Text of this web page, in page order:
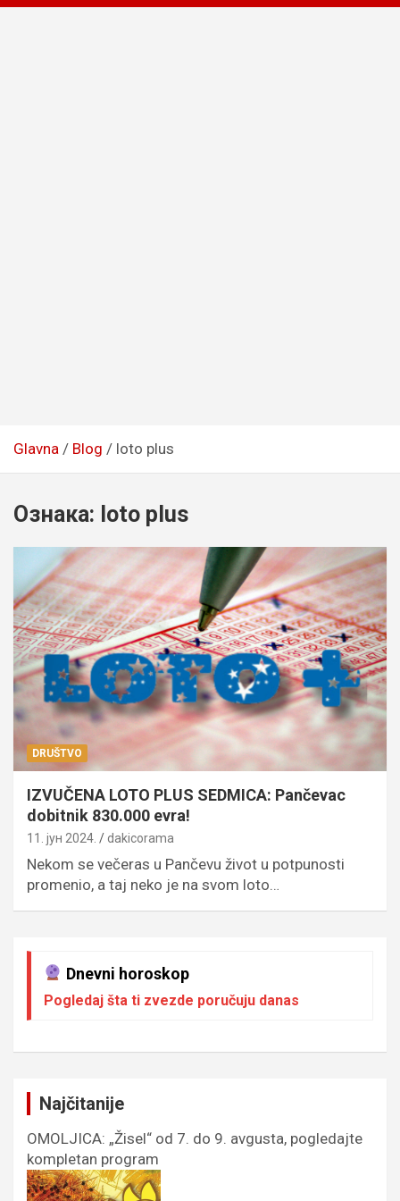
Glavna Blog loto plus
Ознака: loto plus
DRUŠTVO
IZVUČENA LOTO PLUS SEDMICA: Pančevac
dobitnik 830.000 evra!
11. јун 2024. dakicorama
Nekom se večeras u Pančevu život u potpunosti
promenio, a taj neko je na svom loto…
Dnevni horoskop
Pogledaj šta ti zvezde poručuju danas
Najčitanije
OMOLJICA: „Žisel“ od 7. do 9. avgusta, pogledajte
kompletan program